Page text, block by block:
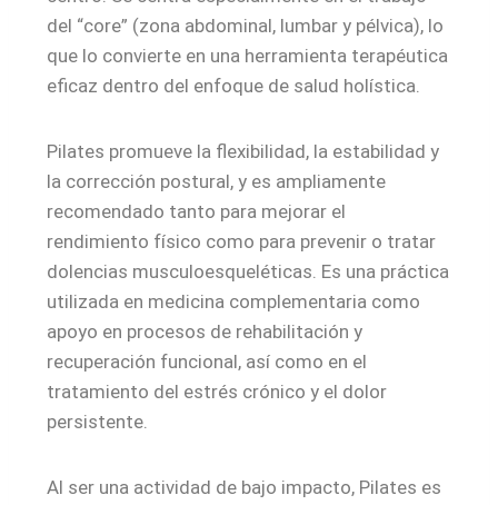
del “core” (zona abdominal, lumbar y pélvica), lo
que lo convierte en una herramienta terapéutica
eficaz dentro del enfoque de salud holística.
Pilates promueve la flexibilidad, la estabilidad y
la corrección postural, y es ampliamente
recomendado tanto para mejorar el
rendimiento físico como para prevenir o tratar
dolencias musculoesqueléticas. Es una práctica
utilizada en medicina complementaria como
apoyo en procesos de rehabilitación y
recuperación funcional, así como en el
tratamiento del estrés crónico y el dolor
persistente.
Al ser una actividad de bajo impacto, Pilates es